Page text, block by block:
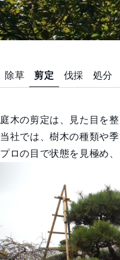
除草 剪定 伐採 処分
庭木の剪定は、見た目を
当社では、樹木の種類や
プロの目で状態を見極め